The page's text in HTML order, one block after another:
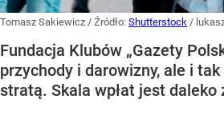
Tomasz Sakiewicz / Źródło: Shutterstock /
Fundacja Klubów „Gazety
przychody i darowizny, ale i tak
stratą. Skala wpłat jest daleko